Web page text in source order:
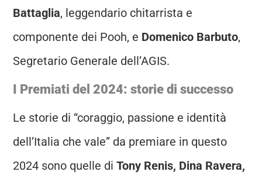
Battaglia, leggendario chitarrista e
componente dei Pooh, e Domenico Barbuto,
Segretario Generale dell’AGIS.
I Premiati del 2024: storie di successo
Le storie di “coraggio, passione e identità
dell’Italia che vale” da premiare in questo
2024 sono quelle diTony Renis, Dina Ravera,